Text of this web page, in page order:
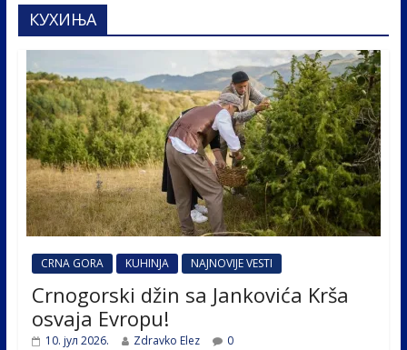
КУХИЊА
CRNA GORA KUHINJA NAJNOVIJE VESTI
Crnogorski džin sa Jankovića Krša
osvaja Evropu!
10. јул 2026. Zdravko Elez 0